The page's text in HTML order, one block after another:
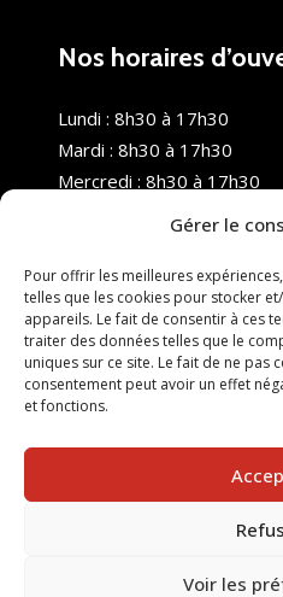
Gérer le
Pour offrir les meilleures
telles que les cookies pour stocker
appareils. Le fait de consentir à ces
traiter des données telles que le
uniques sur ce site. Le fait de ne pas
consentement peut avoir un effet
et fonctions.
Voir les
Nos horaires
Lundi : 8h30 à 17h30
Mardi : 8h30 à 17h30
Mercredi : 8h30 à 17h30
Samedi : Fermé
Dimanche : Fermé
© 2025 Nouvel R Formation -
SITE RÉALISÉ PAR :